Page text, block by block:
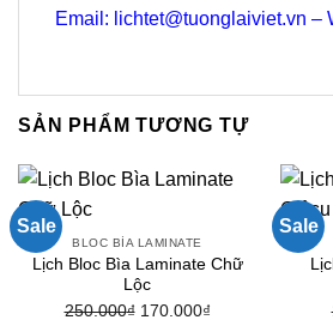
Email: lichtet@tuonglaiviet.vn –
SẢN PHẨM TƯƠNG TỰ
Sale
BLOC BÌA LAMINATE
Lịch Bloc Bìa Laminate Chữ
Lộc
250.000₫ Giá
170.000₫
Sale